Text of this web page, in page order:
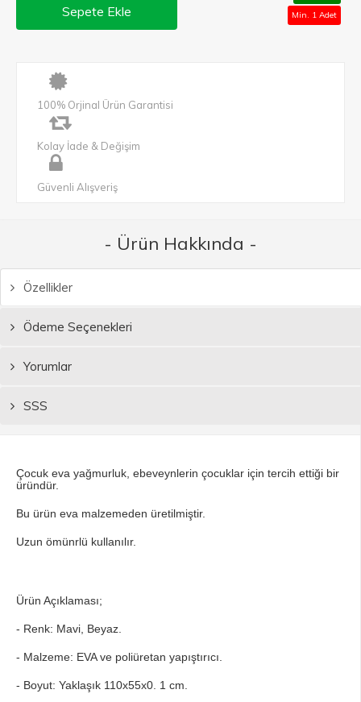
Sepete Ekle
Min. 1 Adet
100% Orjinal Ürün Garantisi
Kolay İade & Değişim
Güvenli Alışveriş
- Ürün Hakkında -
Özellikler
Ödeme Seçenekleri
Yorumlar
SSS
Çocuk eva yağmurluk, ebeveynlerin çocuklar için tercih ettiği bir
üründür.
Bu ürün eva malzemeden üretilmiştir.
Uzun ömünrlü kullanılır.
Ürün Açıklaması;
- Renk: Mavi, Beyaz.
- Malzeme: EVA ve poliüretan yapıştırıcı.
- Boyut: Yaklaşık 110x55x0. 1 cm.